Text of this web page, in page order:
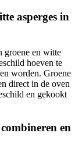
asperges in
groene en witte
hoeven te
worden. Groene
direct in de oven
en gekookt
en